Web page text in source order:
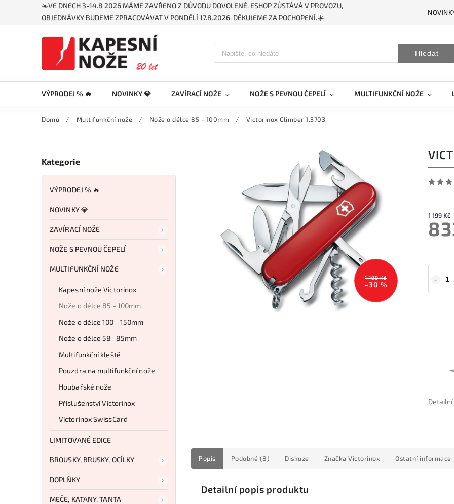
☀️VE DNECH 3-14.8 2026 MÁME ZAVŘENO Z DŮVODU DOVOLENÉ. ESHOP ZŮSTÁVÁ V PROVOZU,
OBJEDNÁVKY BUDEME ZPRACOVÁVAT V PONDĚLÍ 17.8.2026. DĚKUJEME ZA POCHOPENÍ.☀️
Hledat
VÝPRODEJ % 🔥 NOVINKY 💎 ZAVÍRACÍ NOŽE NOŽE S PEVNOU ČEPELÍ MULTIFUNKČNÍ NOŽE
Domů / Multifunkční nože / Nože o délce 85 - 100mm / Victorinox Climber 1.3703
Kategorie
VÝPRODEJ % 🔥
NOVINKY 💎
ZAVÍRACÍ NOŽE
NOŽE S PEVNOU ČEPELÍ
MULTIFUNKČNÍ NOŽE
Kapesní nože Victorinox
Nože o délce 85 - 100mm
Nože o délce 100 - 150mm
Nože o délce 58 -85mm
Multifunkční kleště
Pouzdra na multifunkční nože
Houbařské nože
Příslušenství Victorinox
Victorinox SwissCard
LIMITOVANÉ EDICE
BROUSKY, BRUSKY, OCÍLKY
DOPLŇKY
MEČE, KATANY, TANTA
1 199 Kč
–30 %
1 199 Kč
Popis Podobné (8) Diskuze Značka Victorinox Ostatní informace
Detailní popis produktu